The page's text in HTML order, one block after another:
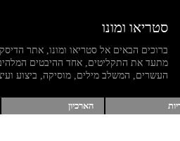
סטריאו ומונו
ברוכים הבאים אל סטריאו ומונו, אתר
מתעד את התקליטים, אחד ההיבטים
העשרים, המשלב מילים, מוסיקה, ביצוע
הארכיון